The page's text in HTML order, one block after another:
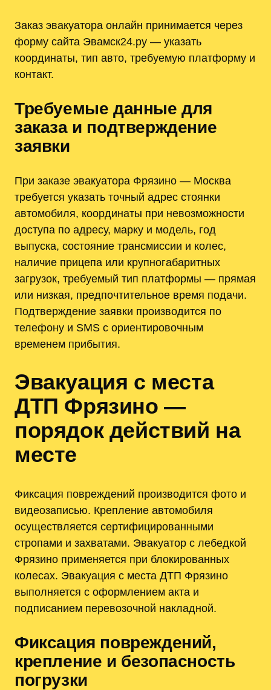
Заказ эвакуатора онлайн принимается через
форму сайта Эвамск24.ру — указать
координаты, тип авто, требуемую платформу и
контакт.
Требуемые данные для
заказа и подтверждение
заявки
При заказе эвакуатора Фрязино — Москва
требуется указать точный адрес стоянки
автомобиля, координаты при невозможности
доступа по адресу, марку и модель, год
выпуска, состояние трансмиссии и колес,
наличие прицепа или крупногабаритных
загрузок, требуемый тип платформы — прямая
или низкая, предпочтительное время подачи.
Подтверждение заявки производится по
телефону и SMS с ориентировочным
временем прибытия.
Эвакуация с места
ДТП Фрязино —
порядок действий на
месте
Фиксация повреждений производится фото и
видеозаписью. Крепление автомобиля
осуществляется сертифицированными
стропами и захватами. Эвакуатор с лебедкой
Фрязино применяется при блокированных
колесах. Эвакуация с места ДТП Фрязино
выполняется с оформлением акта и
подписанием перевозочной накладной.
Фиксация повреждений,
крепление и безопасность
погрузки